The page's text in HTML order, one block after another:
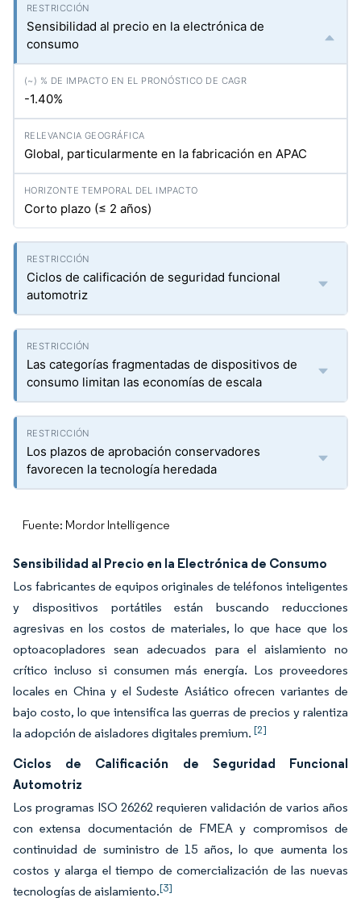
Sensibilidad al precio en la electrónica de
consumo
-1.40%
Global, particularmente en la fabricación en APAC
Corto plazo (≤ 2 años)
Ciclos de calificación de seguridad funcional
automotriz
Las categorías fragmentadas de dispositivos de
consumo limitan las economías de escala
Los plazos de aprobación conservadores
favorecen la tecnología heredada
Fuente: Mordor Intelligence
Sensibilidad al Precio en la Electrónica de Consumo
Los fabricantes de equipos originales de teléfonos inteligentes
y dispositivos portátiles están buscando reducciones
agresivas en los costos de materiales, lo que hace que los
optoacopladores sean adecuados para el aislamiento no
crítico incluso si consumen más energía. Los proveedores
locales en China y el Sudeste Asiático ofrecen variantes de
bajo costo, lo que intensifica las guerras de precios y ralentiza
la adopción de aisladores digitales premium. [2]
Ciclos de Calificación de Seguridad Funcional
Automotriz
Los programas ISO 26262 requieren validación de varios años
con extensa documentación de FMEA y compromisos de
continuidad de suministro de 15 años, lo que aumenta los
costos y alarga el tiempo de comercialización de las nuevas
tecnologías de aislamiento.[3]